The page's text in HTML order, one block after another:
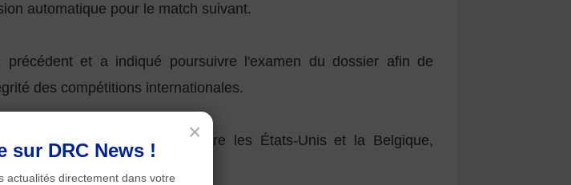
automatique pour le match suivant.
et a indiqué poursuivre l'examen du dossier afin de
des compétitions internationales.
particulièrement attendu entre les États-Unis et la Belgique,
des règles disciplinaires.
×
sur DRC News !
actualités directement dans votre